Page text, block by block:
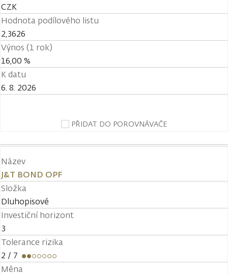
CZK
Hodnota podílového listu
2,3626
Výnos (1 rok)
16,00 %
K datu
6. 8. 2026
PŘIDAT DO POROVNÁVAČE
Název
J&T BOND OPF
Složka
Dluhopisové
Investiční horizont
3
Tolerance rizika
2 / 7
Měna